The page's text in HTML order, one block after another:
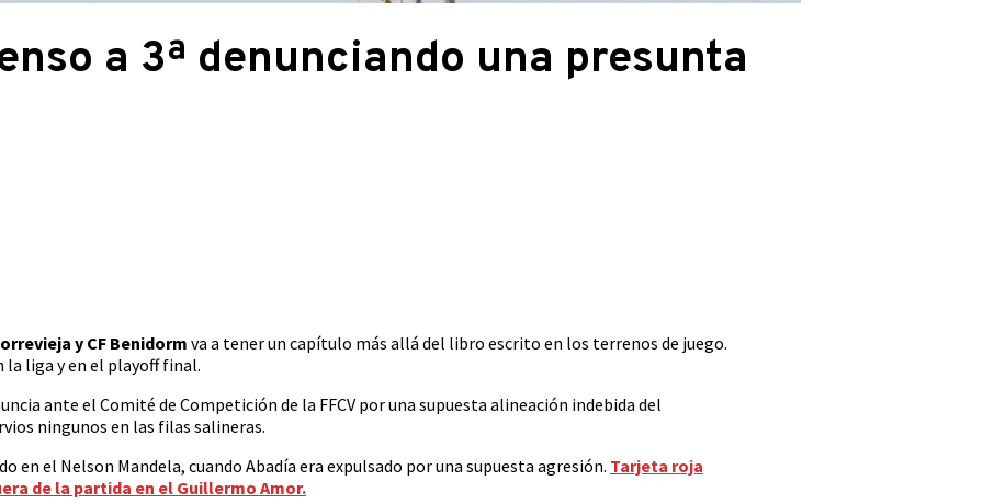
a 3ª denunciando una presunta
y CF Benidormva a tener un capítulo más allá del libro escrito en los terrenos de juego.
la liga y en el playoff final.
ante el Comité de Competición de la FFCV por una supuesta alineación indebida del
ningunos en las filas salineras.
el Nelson Mandela, cuando Abadía era expulsado por una supuesta agresión. Tarjeta roja
de la partida en el Guillermo Amor.